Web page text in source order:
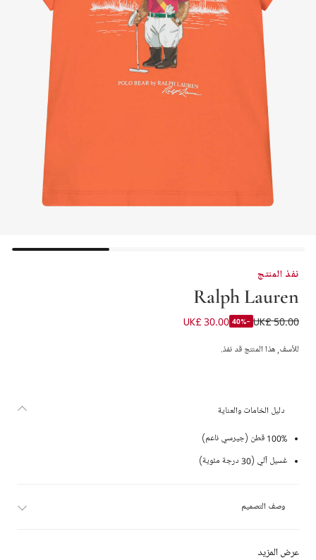
نفذ المنتج
Ralph Lauren
تيشيرت قطن بطبعة دب بولو لون برتقالي للبنات
UK£ 50.00
-40%
UK£ 30.00
للأسف, هذا المنتج قد نفذ.
عرض المزيد
دليل الخامات والعناية
100% قطن (جيرسي ناعم)
غسيل آلي (30 درجة مئوية)
وصف التصميم